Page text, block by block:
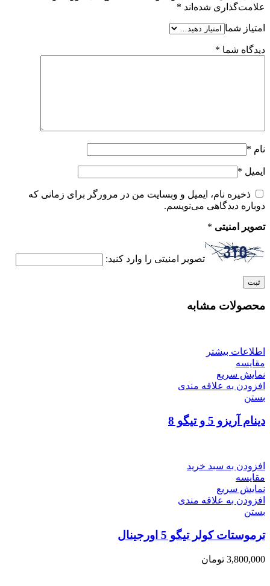
علامت‌گذاری شده‌اند *
امتیاز شما
دیدگاه شما *
نام *
ایمیل *
ذخیره نام، ایمیل و وبسایت من در مرورگر برای زمانی که
دوباره دیدگاهی می‌نویسم.
تصویر امنیتی *
تصویر امنیتی را وارد کنید:
محصولات مشابه
اطلاعات بیشتر
مقایسه
نمایش سریع
افزودن به علاقه مندی
بستن
دینام آریزو 5 و تیگو 8
افزودن به سبد خرید
مقایسه
نمایش سریع
افزودن به علاقه مندی
بستن
ترموستات کولر تیگو 5 اورجینال
3,800,000 تومان